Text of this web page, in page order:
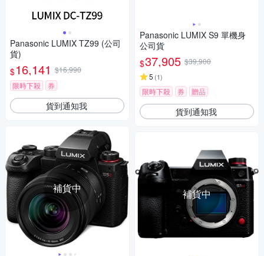
Panasonic LUMIX TZ99 (公司
貨)
$16,141 $16,990
限時下殺
券
貨到通知我
補貨中
Panasonic LUMIX S9 單機身
公司貨
$37,905 $39,900
5 (1)
限時下殺 券 贈品
貨到通知我
補貨中